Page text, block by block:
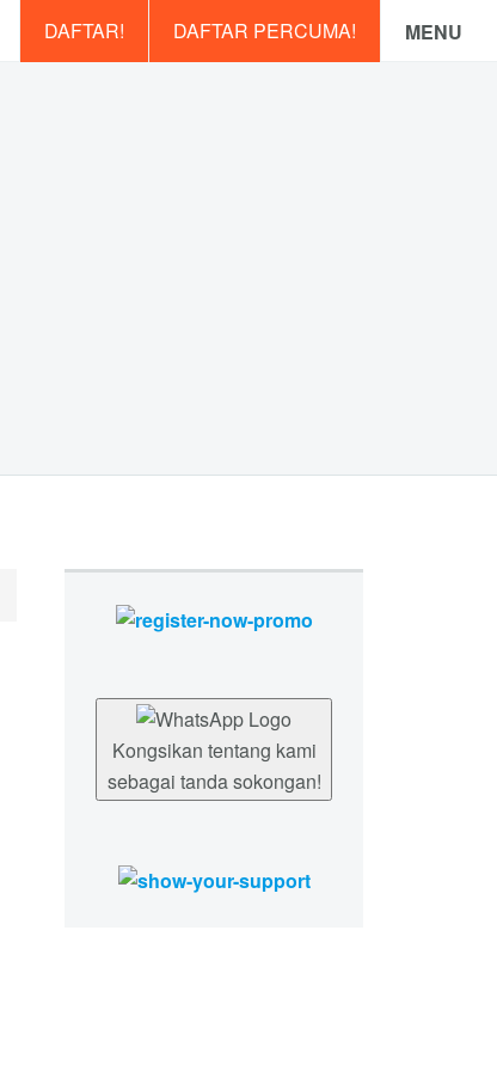
MENU
DAFTAR PERCUMA!
DAFTAR!
Kongsikan tentang kami
sebagai tanda sokongan!